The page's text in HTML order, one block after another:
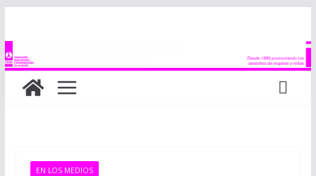
contenido
EN LOS MEDIOS